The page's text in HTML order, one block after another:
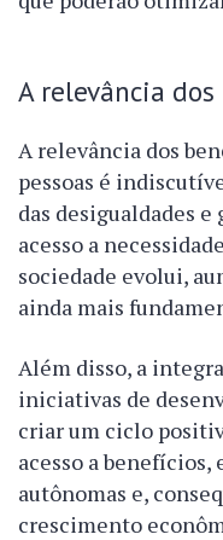
A relevância
A relevância dos
pessoas é
das desigualdades
acesso a
sociedade evolui,
ainda mais
Além disso, a
iniciativas de
criar um ciclo
acesso a benefícios,
autônomas e,
crescimento